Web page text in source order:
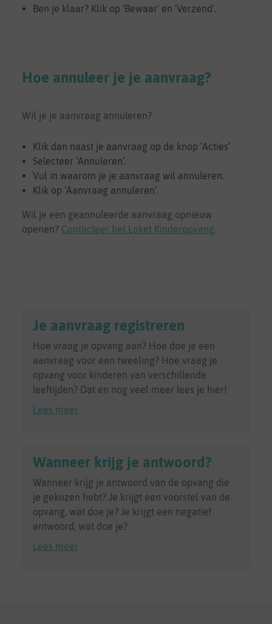
Ben je klaar? Klik op 'Bewaar' en 'Verzend'.
Hoe annuleer je je aanvraag?
Wil je je aanvraag annuleren?
Klik dan naast je aanvraag op de knop ‘Acties’
Selecteer ‘Annuleren’.
Vul in waarom je je aanvraag wil annuleren.
Klik op ‘Aanvraag annuleren’.
Wil je een geannuleerde aanvraag opnieuw
openen? Contacteer het Loket Kinderopvang.
Je aanvraag registreren
Hoe vraag je opvang aan? Hoe doe je een
aanvraag voor een tweeling? Hoe vraag je
opvang voor kinderen van verschillende
leeftijden? Dat en nog veel meer lees je hier!
Lees meer
Wanneer krijg je antwoord?
Wanneer krijg je antwoord van de opvang die
je gekozen hebt? Je krijgt een voorstel van de
opvang, wat doe je? Je krijgt een negatief
antwoord, wat doe je?
Lees meer